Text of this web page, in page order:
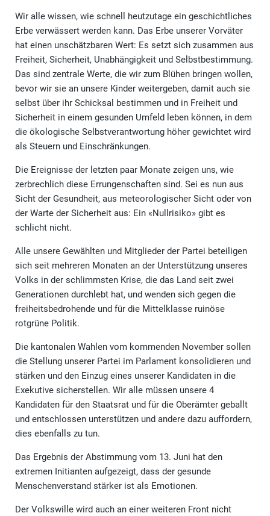
Wir alle wissen, wie schnell heutzutage ein geschichtliches
Erbe verwässert werden kann. Das Erbe unserer Vorväter
hat einen unschätzbaren Wert: Es setzt sich zusammen aus
Freiheit, Sicherheit, Unabhängigkeit und Selbstbestimmung.
Das sind zentrale Werte, die wir zum Blühen bringen wollen,
bevor wir sie an unsere Kinder weitergeben, damit auch sie
selbst über ihr Schicksal bestimmen und in Freiheit und
Sicherheit in einem gesunden Umfeld leben können, in dem
die ökologische Selbstverantwortung höher gewichtet wird
als Steuern und Einschränkungen.
Die Ereignisse der letzten paar Monate zeigen uns, wie
zerbrechlich diese Errungenschaften sind. Sei es nun aus
Sicht der Gesundheit, aus meteorologischer Sicht oder von
der Warte der Sicherheit aus: Ein «Nullrisiko» gibt es
schlicht nicht.
Alle unsere Gewählten und Mitglieder der Partei beteiligen
sich seit mehreren Monaten an der Unterstützung unseres
Volks in der schlimmsten Krise, die das Land seit zwei
Generationen durchlebt hat, und wenden sich gegen die
freiheitsbedrohende und für die Mittelklasse ruinöse
rotgrüne Politik.
Die kantonalen Wahlen vom kommenden November sollen
die Stellung unserer Partei im Par­lament konsolidieren und
stärken und den Einzug eines unserer Kandidaten in die
Exekutive sicherstellen. Wir alle müssen unsere 4
Kandidaten für den Staatsrat und für die Oberämter geballt
und entschlossen unterstützen und andere dazu auffordern,
dies ebenfalls zu tun.
Das Ergebnis der Abstimmung vom 13. Juni hat den
extremen Initianten aufgezeigt, dass der gesunde
Menschenverstand stärker ist als Emotionen.
Der Volkswille wird auch an einer weiteren Front nicht